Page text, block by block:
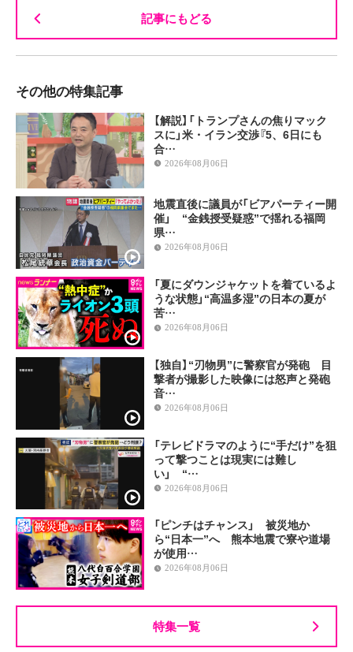
記事にもどる
その他の特集記事
【解説】「トランプさんの焦りマック
スに」米・イラン交渉『5、6日にも
合…
2026年08月06日
地震直後に議員が「ビアパーティー開
催」 “金銭授受疑惑”で揺れる福岡
県…
2026年08月06日
「夏にダウンジャケットを着ているよ
うな状態」“高温多湿”の日本の夏が
苦…
2026年08月06日
【独自】“刃物男”に警察官が発砲 目
撃者が撮影した映像には怒声と発砲
音…
2026年08月06日
「テレビドラマのように“手だけ”を狙
って撃つことは現実には難し
い」 “…
2026年08月06日
「ピンチはチャンス」 被災地か
ら“日本一”へ 熊本地震で寮や道場
が使用…
2026年08月06日
特集一覧